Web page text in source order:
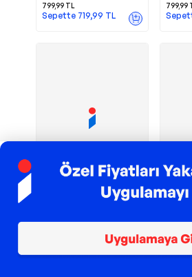
799,99 TL
Sepette 719,99 TL
799,99
TROY ile 200 TL İndirim
Ekoseli Uzun
CF21W112844 HARDAL
Buratti